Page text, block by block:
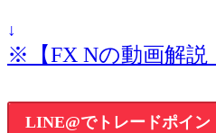
↓
※【FX Nの動画解
LINE@でトレードポイ